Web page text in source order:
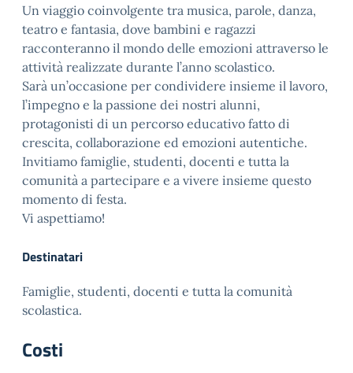
Un viaggio coinvolgente tra musica, parole, danza,
teatro e fantasia, dove bambini e ragazzi
racconteranno il mondo delle emozioni attraverso le
attività realizzate durante l’anno scolastico.
Sarà un’occasione per condividere insieme il lavoro,
l’impegno e la passione dei nostri alunni,
protagonisti di un percorso educativo fatto di
crescita, collaborazione ed emozioni autentiche.
Invitiamo famiglie, studenti, docenti e tutta la
comunità a partecipare e a vivere insieme questo
momento di festa.
Vi aspettiamo!
Destinatari
Famiglie, studenti, docenti e tutta la comunità
scolastica.
Costi